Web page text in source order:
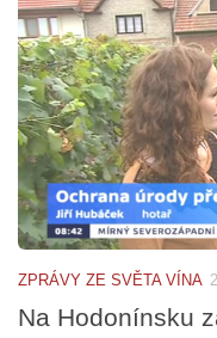
ZPRÁVY ZE SVĚTA VÍNA
Na Hodonínsku